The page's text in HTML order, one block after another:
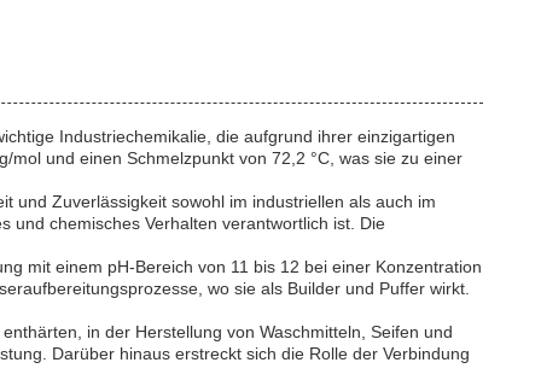
Industriechemikalie, die aufgrund ihrer einzigartigen
und einen Schmelzpunkt von 72,2 °C, was sie zu einer
und Zuverlässigkeit sowohl im industriellen als auch im
und chemisches Verhalten verantwortlich ist. Die
mit einem pH-Bereich von 11 bis 12 bei einer Konzentration
wo sie als Builder und Puffer wirkt.
in der Herstellung von Waschmitteln, Seifen und
Darüber hinaus erstreckt sich die Rolle der Verbindung